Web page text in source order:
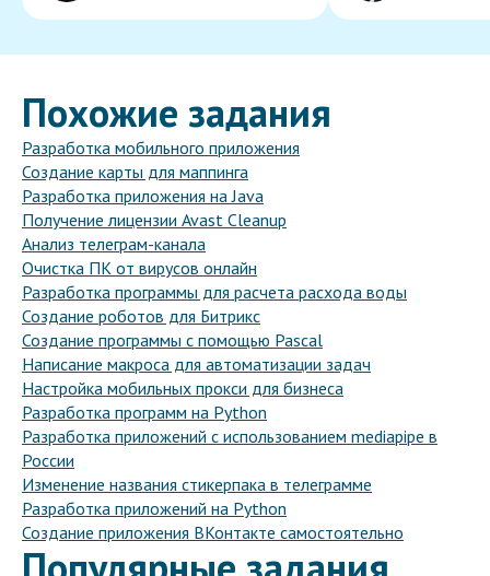
Похожие задания
Разработка мобильного приложения
Создание карты для маппинга
Разработка приложения на Java
Получение лицензии Avast Cleanup
Анализ телеграм-канала
Очистка ПК от вирусов онлайн
Разработка программы для расчета расхода воды
Создание роботов для Битрикс
Создание программы с помощью Pascal
Написание макроса для автоматизации задач
Настройка мобильных прокси для бизнеса
Разработка программ на Python
Разработка приложений с использованием mediapipe в
России
Изменение названия стикерпака в телеграмме
Разработка приложений на Python
Создание приложения ВКонтакте самостоятельно